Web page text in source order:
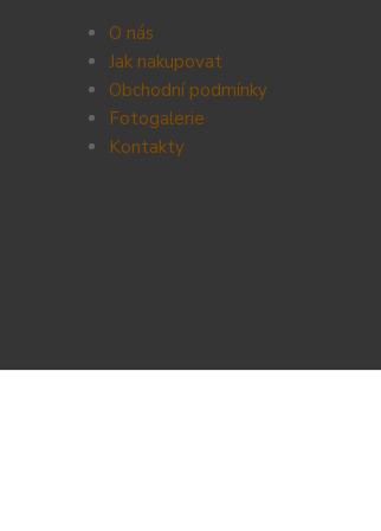
O nás
Jak nakupovat
Obchodní podmínky
Fotogalerie
Kontakty